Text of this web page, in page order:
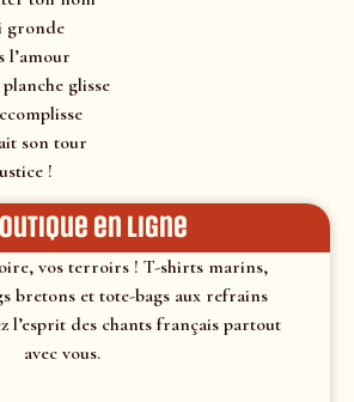
gronde
l’amour
glisse
son tour
!
en ligne
vos terroirs ! T-shirts marins,
bretons et tote-bags aux refrains
l’esprit des chants français partout
avec vous.